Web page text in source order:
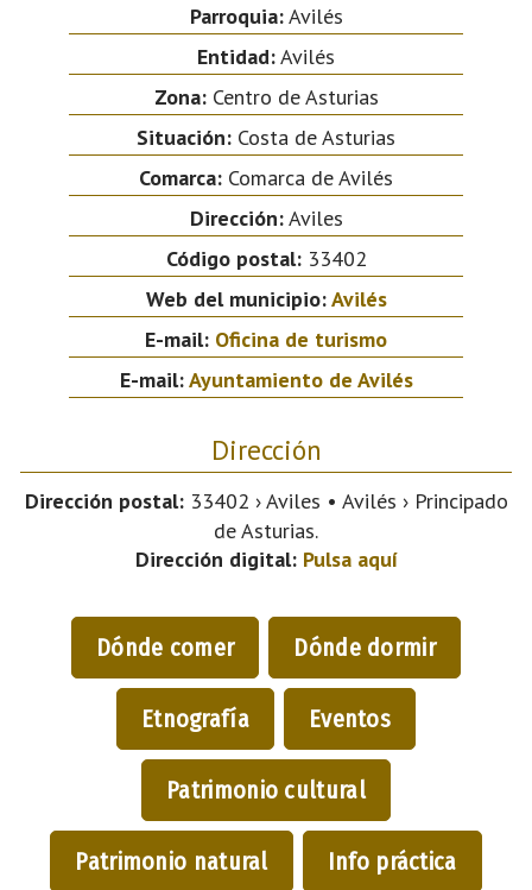
Parroquia:Avilés
Entidad:Avilés
Zona:Centro de Asturias
Situación: Costa de Asturias
Comarca: Comarca de Avilés
Dirección:Aviles
Código postal:33402
Web del municipio:Avilés
E-mail: Oficina de turismo
E-mail:Ayuntamiento de Avilés
Dirección
Dirección postal:33402 › Aviles • Avilés › Principado
de Asturias.
Dirección digital: Pulsa aquí
Dónde comer Dónde dormir
Etnografía Eventos
Patrimonio cultural
Patrimonio natural Info práctica